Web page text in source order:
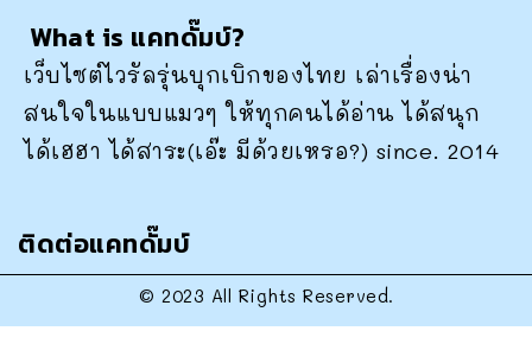
What is แคทดั๊มบ์?
เว็บไซต์ไวรัลรุ่นบุกเบิกของไทย เล่าเรื่องน่า
สนใจในแบบแมวๆ ให้ทุกคนได้อ่าน ได้สนุก
ได้เฮฮา ได้สาระ(เอ๊ะ มีด้วยเหรอ?) since. 2014
ติดต่อแคทดั๊มบ์
© 2023 All Rights Reserved.